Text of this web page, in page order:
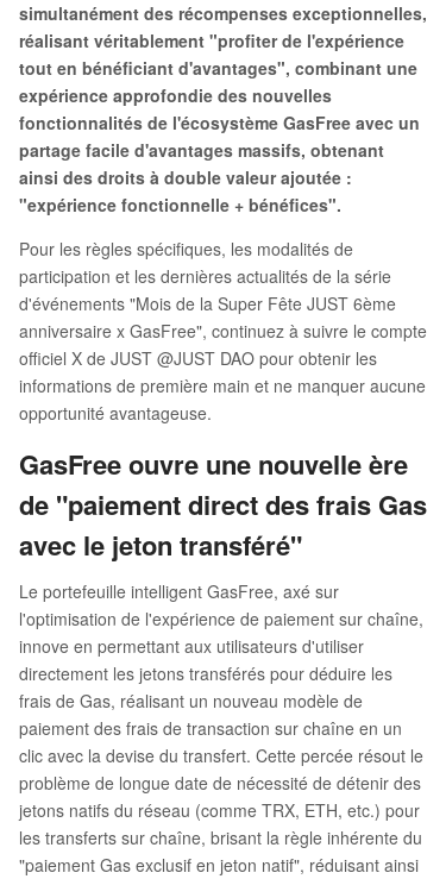
simultanément des récompenses exceptionnelles,
réalisant véritablement "profiter de l'expérience
tout en bénéficiant d'avantages", combinant une
expérience approfondie des nouvelles
fonctionnalités de l'écosystème GasFree avec un
partage facile d'avantages massifs, obtenant
ainsi des droits à double valeur ajoutée :
"expérience fonctionnelle + bénéfices".
Pour les règles spécifiques, les modalités de
participation et les dernières actualités de la série
d'événements "Mois de la Super Fête JUST 6ème
anniversaire x GasFree", continuez à suivre le compte
officiel X de JUST @JUST DAO pour obtenir les
informations de première main et ne manquer aucune
opportunité avantageuse.
GasFree ouvre une nouvelle ère
de "paiement direct des frais Gas
avec le jeton transféré"
Le portefeuille intelligent GasFree, axé sur
l'optimisation de l'expérience de paiement sur chaîne,
innove en permettant aux utilisateurs d'utiliser
directement les jetons transférés pour déduire les
frais de Gas, réalisant un nouveau modèle de
paiement des frais de transaction sur chaîne en un
clic avec la devise du transfert. Cette percée résout le
problème de longue date de nécessité de détenir des
jetons natifs du réseau (comme TRX, ETH, etc.) pour
les transferts sur chaîne, brisant la règle inhérente du
"paiement Gas exclusif en jeton natif", réduisant ainsi